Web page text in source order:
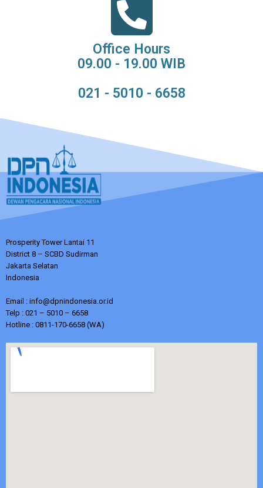
Office Hours
09.00 - 19.00 WIB
021 - 5010 - 6658
Prosperity Tower Lantai 11
District 8 – SCBD Sudirman
Jakarta Selatan
Indonesia
Email : info@dpnindonesia.or.id
Telp : 021 – 5010 – 6658
Hotline : 0811-170-6658 (WA)